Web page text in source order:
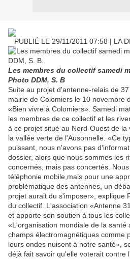
PUBLIÉ LE 29/11/2011 07:58 | LA
Les membres du collectif samedi
Photo DDM, S. B
Suite au projet d'antenne-relais de
mairie de Colomiers le 10 novembre
«Bien vivre à Colomiers». Samedi
les membres de ce collectif et les
à ce projet situé au Nord-Ouest de la
la vallée verte de l'Ausonnelle. «Ce
puissant, nous n'avons pas
dossier, alors que nous sommes les
concernés, mais pas concertés.
téléphonie mobile,mais pour une
problématique des antennes, un
projet aurait du s'imposer», explique
du collectif. L'association «Antenne
et apporte son soutien à tous les
«L'organisation mondiale de la santé
champs électromagnétiques comme
leurs ondes nuisent à notre santé»,
déjà fait savoir qu'elle voterait contre